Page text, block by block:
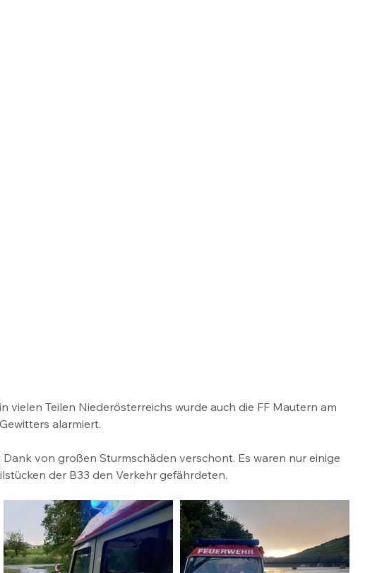
vielen Teilen Niederösterreichs wurde auch die FF Mautern am
alarmiert.
von großen Sturmschäden verschont. Es waren nur einige
der B33 den Verkehr gefährdeten.